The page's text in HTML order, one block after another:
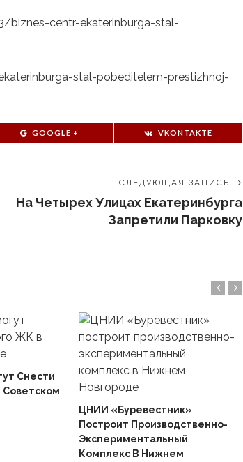
biznes-centr-ekaterinburga-stal-
stal-pobeditelem-prestizhnoj-
GOOGLE + VKONTAKTE
СЛЕДУЮЩАЯ ЗАПИСЬ
На Четырех Улицах Екатеринбурга
Запретили Парковку
Снести
Советском
ЦНИИ «Буревестник»
Построит Производственно-
Экспериментальный
Комплекс В Нижнем